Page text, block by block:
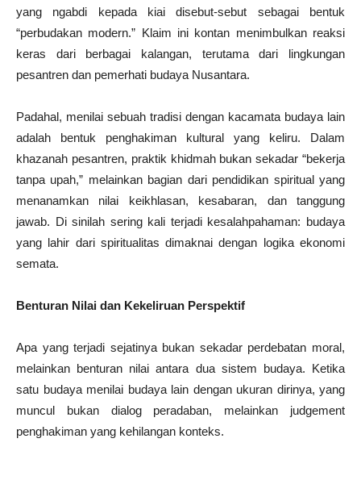
yang ngabdi kepada kiai disebut-sebut sebagai bentuk
“perbudakan modern.” Klaim ini kontan menimbulkan reaksi
keras dari berbagai kalangan, terutama dari lingkungan
pesantren dan pemerhati budaya Nusantara.
Padahal, menilai sebuah tradisi dengan kacamata budaya lain
adalah bentuk penghakiman kultural yang keliru. Dalam
khazanah pesantren, praktik khidmah bukan sekadar “bekerja
tanpa upah,” melainkan bagian dari pendidikan spiritual yang
menanamkan nilai keikhlasan, kesabaran, dan tanggung
jawab. Di sinilah sering kali terjadi kesalahpahaman: budaya
yang lahir dari spiritualitas dimaknai dengan logika ekonomi
semata.
Benturan Nilai dan Kekeliruan Perspektif
Apa yang terjadi sejatinya bukan sekadar perdebatan moral,
melainkan benturan nilai antara dua sistem budaya. Ketika
satu budaya menilai budaya lain dengan ukuran dirinya, yang
muncul bukan dialog peradaban, melainkan judgement
penghakiman yang kehilangan konteks.